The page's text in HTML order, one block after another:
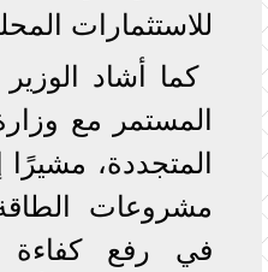
للاستثمارات
كما أشاد الوزير
المستمر مع
المتجددة،
مشروعات
في رفع كفاءة